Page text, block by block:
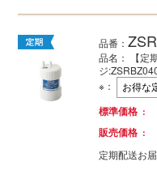
品番：
品名： 【定
ジ
※ ：
標準価格
販売価格
定期配送お